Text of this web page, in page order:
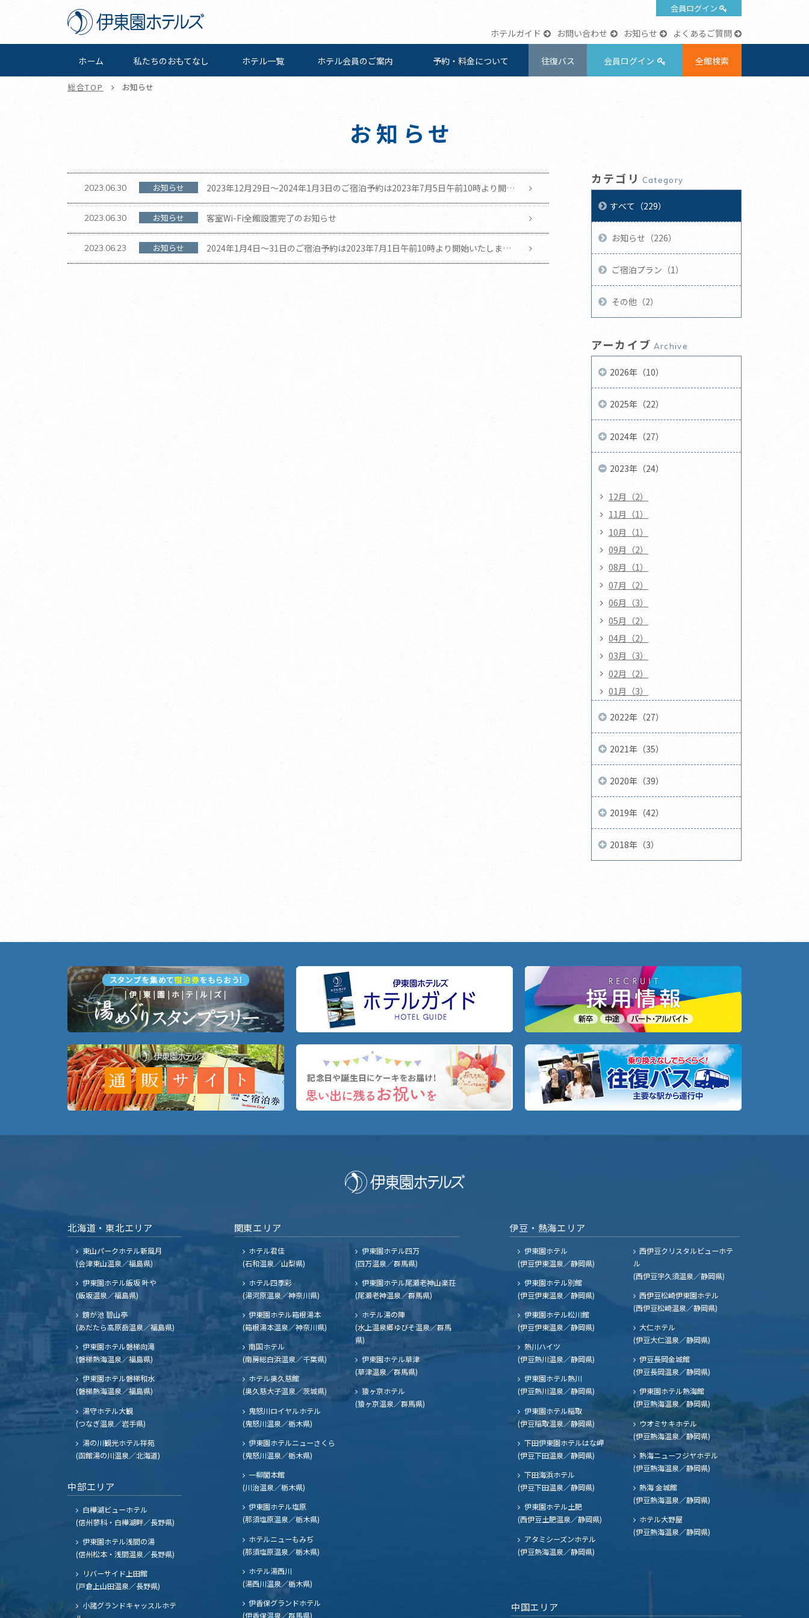
会員ログイン
ホーム 私たちのおもてなし ホテル一覧 ホテル会員のご案内 予約・料金について 往復バス 会員ログイン 全館検索
ホテルガイド お問い合わせ お知らせ よくあるご質問
総合TOP お知らせ
お知らせ
2023.06.30 お知らせ
2023年12月29日～2024年1月3日のご宿泊予約は2023年7月5日午前10時より開始
いたします。
2023.06.30 お知らせ 客室Wi-Fi全館設置完了のお知らせ
2023.06.23 お知らせ
2024年1月4日～31日のご宿泊予約は2023年7月1日午前10時より開始いたしま
す。
カテゴリ Category
すべて（229）
お知らせ（226）
ご宿泊プラン（1）
その他（2）
アーカイブ Archive
2026年（10）
2025年（22）
2024年（27）
2023年（24）
12月（2）
11月（1）
10月（1）
09月（2）
08月（1）
07月（2）
06月（3）
05月（2）
04月（2）
03月（3）
02月（2）
01月（3）
2022年（27）
2021年（35）
2020年（39）
2019年（42）
2018年（3）
北海道・東北エリア
東山パークホテル新風月
(会津東山温泉／福島県)
伊東園ホテル飯坂 叶や
(飯坂温泉／福島県)
鏡が池 碧山亭
(あだたら高原岳温泉／福島県)
伊東園ホテル磐梯向滝
(磐梯熱海温泉／福島県)
伊東園ホテル磐梯和水
(磐梯熱海温泉／福島県)
湯守ホテル大観
(つなぎ温泉／岩手県)
湯の川観光ホテル祥苑
(函館湯の川温泉／北海道)
中部エリア
白樺湖ビューホテル
(信州蓼科・白樺湖畔／長野県)
伊東園ホテル浅間の湯
(信州松本・浅間温泉／長野県)
リバーサイド上田館
(戸倉上山田温泉／長野県)
小諸グランドキャッスルホテ
関東エリア
ホテル君佳
(石和温泉／山梨県)
ホテル四季彩
(湯河原温泉／神奈川県)
伊東園ホテル箱根湯本
(箱根湯本温泉／神奈川県)
南国ホテル
(南房総白浜温泉／千葉県)
ホテル奥久慈館
(奥久慈大子温泉／茨城県)
鬼怒川ロイヤルホテル
(鬼怒川温泉／栃木県)
伊東園ホテルニューさくら
(鬼怒川温泉／栃木県)
一柳閣本館
(川治温泉／栃木県)
伊東園ホテル塩原
(那須塩原温泉／栃木県)
ホテルニューもみぢ
(那須塩原温泉／栃木県)
ホテル湯西川
(湯西川温泉／栃木県)
伊香保グランドホテル
(伊香保温泉／群馬県)
伊東園ホテル四万
(四万温泉／群馬県)
伊東園ホテル尾瀬老神山楽荘
(尾瀬老神温泉／群馬県)
ホテル湯の陣
(水上温泉郷ゆびそ温泉／群馬
県)
伊東園ホテル草津
(草津温泉／群馬県)
猿ヶ京ホテル
(猿ヶ京温泉／群馬県)
伊豆・熱海エリア
伊東園ホテル
(伊豆伊東温泉／静岡県)
伊東園ホテル別館
(伊豆伊東温泉／静岡県)
伊東園ホテル松川館
(伊豆伊東温泉／静岡県)
熱川ハイツ
(伊豆熱川温泉／静岡県)
伊東園ホテル熱川
(伊豆熱川温泉／静岡県)
伊東園ホテル稲取
(伊豆稲取温泉／静岡県)
下田伊東園ホテルはな岬
(伊豆下田温泉／静岡県)
下田海浜ホテル
(伊豆下田温泉／静岡県)
伊東園ホテル土肥
(西伊豆土肥温泉／静岡県)
西伊豆クリスタルビューホテ
ル
(西伊豆宇久須温泉／静岡県)
西伊豆松崎伊東園ホテル
(西伊豆松崎温泉／静岡県)
大仁ホテル
(伊豆大仁温泉／静岡県)
伊豆長岡金城館
(伊豆長岡温泉／静岡県)
伊東園ホテル熱海館
(伊豆熱海温泉／静岡県)
ウオミサキホテル
(伊豆熱海温泉／静岡県)
熱海ニューフジヤホテル
(伊豆熱海温泉／静岡県)
熱海 金城館
(伊豆熱海温泉／静岡県)
ホテル大野屋
(伊豆熱海温泉／静岡県)
アタミシーズンホテル
(伊豆熱海温泉／静岡県)
中国エリア